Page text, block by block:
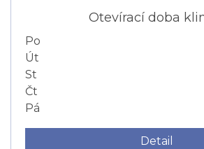
Otevírací doba
Po
Út
St
Čt
Pá
Detail